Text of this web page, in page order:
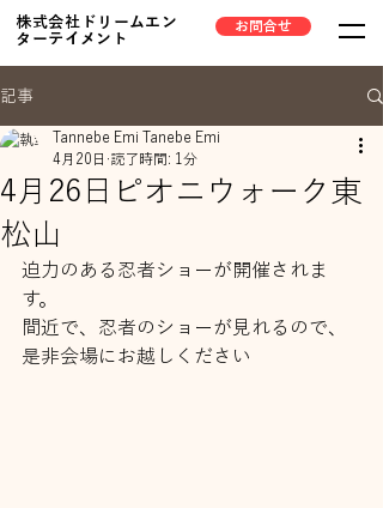
株式会社ドリームエン
ターテイメント
お問合せ
記事
4月26日ピオニウォーク東
松山
Tannebe Emi Tanebe Emi
4月20日 読了時間: 1分
迫力のある忍者ショーが開催されま
す。
間近で、忍者のショーが見れるので、
是非会場にお越しください